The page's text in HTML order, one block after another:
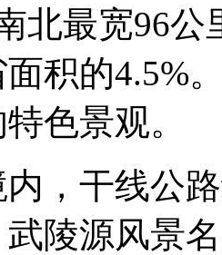
北最宽96
积的4.5%
特色景观
，干线公
陵源风景